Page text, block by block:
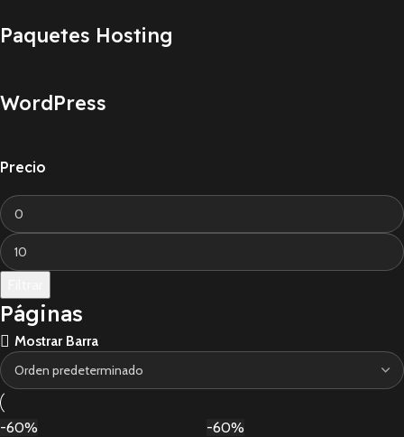
Paquetes Hosting
WordPress
Precio
Páginas
Mostrar Barra
-60% -60%